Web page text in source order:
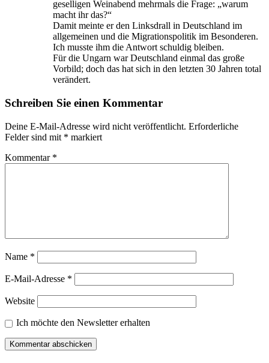
geselligen Weinabend mehrmals die Frage: „warum
macht ihr das?“
Damit meinte er den Linksdrall in Deutschland im
allgemeinen und die Migrationspolitik im Besonderen.
Ich musste ihm die Antwort schuldig bleiben.
Für die Ungarn war Deutschland einmal das große
Vorbild; doch das hat sich in den letzten 30 Jahren total
verändert.
Schreiben Sie einen Kommentar
Deine E-Mail-Adresse wird nicht veröffentlicht. Erforderliche
Felder sind mit * markiert
Kommentar *
Name *
E-Mail-Adresse *
Website
Ich möchte den Newsletter erhalten